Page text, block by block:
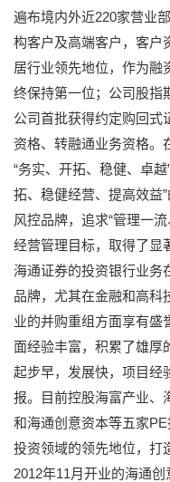
遍布境内外近220家营业
构客户及高端客户，客户
居行业领先地位，作为融
终保持第一位；公司股指
公司首批获得约定购回式
资格、转融通业务资格。
“务实、开拓、稳健、卓
拓、稳健经营、提高效益
风控品牌，追求“管理一
经营管理目标，取得了显
海通证券的投资银行业务
品牌，尤其在金融和高科
业的并购重组方面享有盛
面经验丰富，积累了雄厚
起步早，发展快，项目经
报。目前控股海富产业、
和海通创意资本等五家
投资领域的领先地位，打
2012年11月开业的海通